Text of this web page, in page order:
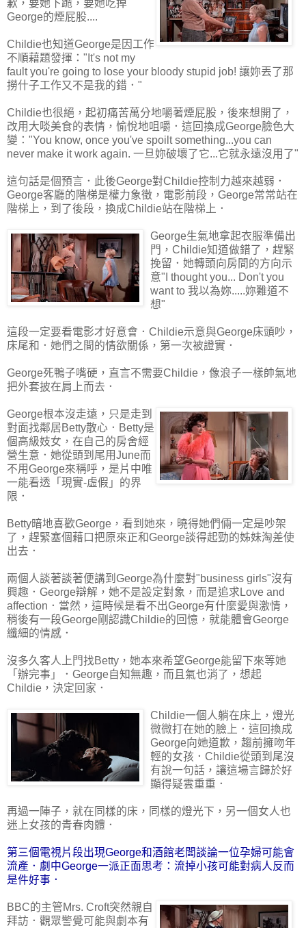
歉，要她下跪，要她吃掉
George的煙屁股....
Childie也知道George是因工作
不順藉題發揮："It's not my
fault you're going to lose your bloody stupid job! 讓妳丟了那
撈什子工作又不是我的錯．"
Childie也很絕，起初痛苦萬分地嚼著煙屁股，後來想開了，
改用大啖美食的表情，愉悅地咀嚼．這回換成George臉色大
變："You know, once you've spoilt something...you can
never make it work again. 一旦妳破壞了它...它就永遠沒用了"
這句話是個預言．此後George對Childie控制力越來越弱．
George客廳的階梯是權力象徵，電影前段，George常常站在
階梯上，到了後段，換成Childie站在階梯上．
George生氣地拿起衣服準備出
門，Childie知道做錯了，趕緊
挽留．她轉頭向房間的方向示
意"I thought you... Don't you
want to 我以為妳.....妳難道不
想"
這段一定要看電影才好意會．Childie示意與George床頭吵，
床尾和．她們之間的情欲關係，第一次被證實．
George死鴨子嘴硬，直言不需要Childie，像浪子一樣帥氣地
把外套披在肩上而去．
George根本沒走遠，只是走到
對面找鄰居Betty散心．Betty是
個高級妓女，在自己的房舍經
營生意．她從頭到尾用June而
不用George來稱呼，是片中唯
一能看透「現實-虛假」的界
限．
Betty暗地喜歡George，看到她來，曉得她們倆一定是吵架
了，趕緊塞個藉口把原來正和George談得起勁的姊妹淘差使
出去．
兩個人談著談著便講到George為什麼對"business girls"沒有
興趣．George辯解，她不是設定對象，而是追求Love and
affection．當然，這時候是看不出George有什麼愛與激情，
稍後有一段George剛認識Childie的回憶，就能體會George
纖細的情感．
沒多久客人上門找Betty，她本來希望George能留下來等她
「辦完事」．George自知無趣，而且氣也消了，想起
Childie，決定回家．
Childie一個人躺在床上，燈光
微微打在她的臉上．這回換成
George向她道歉，趨前擁吻年
輕的女孩．Childie從頭到尾沒
有說一句話，讓這場言歸於好
顯得疑雲重重．
再過一陣子，就在同樣的床，同樣的燈光下，另一個女人也
迷上女孩的青春肉體．
第三個電視片段出現George和酒館老闆談論一位孕婦可能會
流產．劇中George一派正面思考：流掉小孩可能對病人反而
是件好事．
BBC的主管Mrs. Croft突然親自
拜訪．觀眾警覺可能與劇本有